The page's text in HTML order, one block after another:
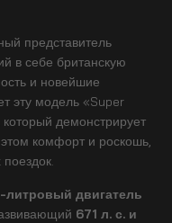
представитель
в себе британскую
и новейшие
эту модель «Super
демонстрирует
комфорт и роскошь,
литровый двигатель
671 л. с. и